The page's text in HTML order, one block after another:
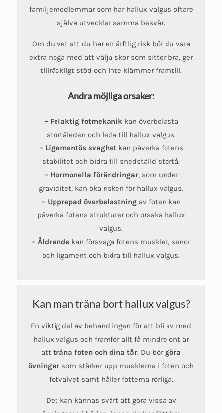
familjemedlemmar som har hallux valgus oftare
själva utvecklar samma besvär.
Om du vet att du har en ärftlig risk bör du vara
extra noga med att välja skor som sitter bra, ger
tillräckligt stöd och inte klämmer framtill.
Andra möjliga orsaker:
– Felaktig fotmekanikkan överbelasta
stortåleden och leda till hallux valgus.
– Ligamentös svaghetkan påverka fotens
stabilitet och bidra till snedställd stortå.
– Hormonella förändringar, som under
graviditet, kan öka risken för hallux valgus.
– Upprepad överbelastningav foten kan
påverka fotens strukturer och orsaka hallux
valgus.
– Åldrande kan försvaga fotens muskler, senor
och ligament och bidra till hallux valgus.
Kan man träna bort hallux valgus?
En viktig del av behandlingen för att bli av med
hallux valgus och framför allt få mindre ont är
att träna foten och dina tår. Du bör göra
övningar som stärker upp musklerna i foten och
fotvalvet samt håller fötterna rörliga.
Det kan kännas svårt att göra vissa av